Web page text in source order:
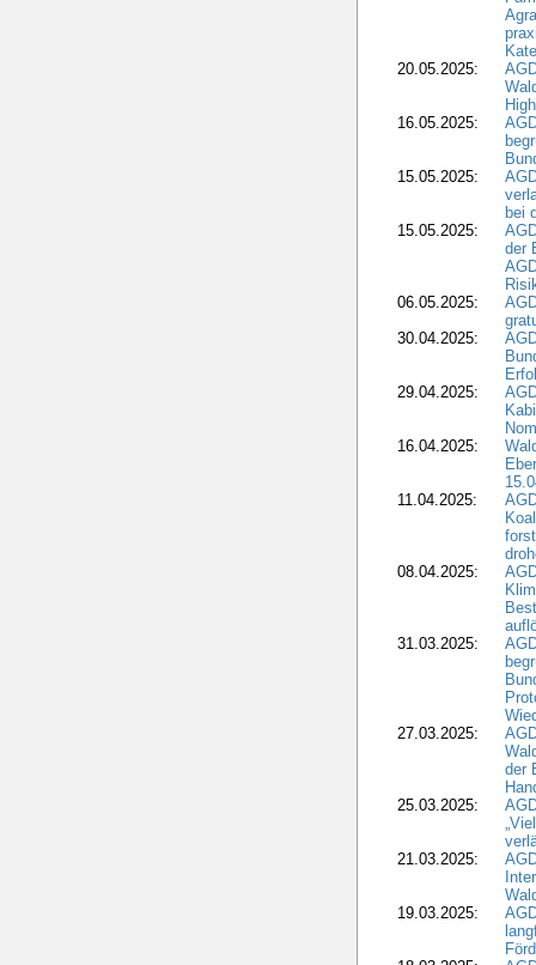
20.05.2025:
16.05.2025:
15.05.2025:
bei
15.05.2025:
der
06.05.2025:
30.04.2025:
29.04.2025:
16.04.2025:
11.04.2025:
08.04.2025:
31.03.2025:
27.03.2025:
der
25.03.2025:
21.03.2025:
19.03.2025: